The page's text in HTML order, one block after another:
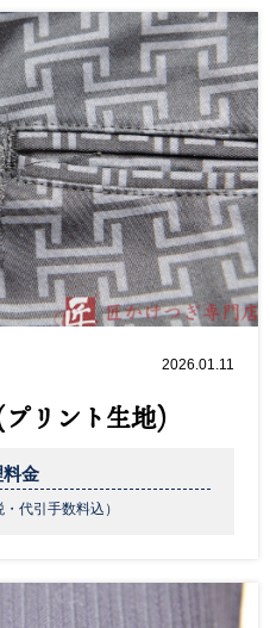
2026.01.11
リント生地)
金
・代引手数料込）